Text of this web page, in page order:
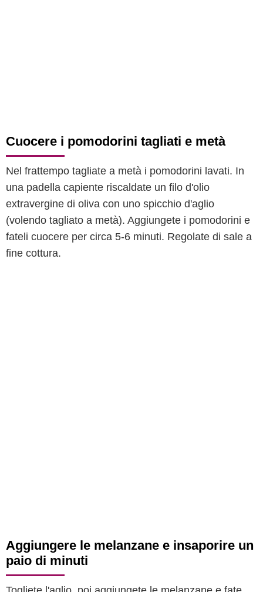
Cuocere i pomodorini tagliati e metà
Nel frattempo tagliate a metà i pomodorini lavati. In
una padella capiente riscaldate un filo d'olio
extravergine di oliva con uno spicchio d'aglio
(volendo tagliato a metà). Aggiungete i pomodorini e
fateli cuocere per circa 5-6 minuti. Regolate di sale a
fine cottura.
Aggiungere le melanzane e insaporire un
paio di minuti